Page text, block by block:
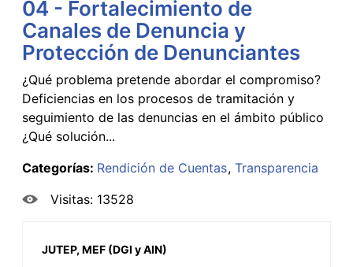
04 - Fortalecimiento de
Canales de Denuncia y
Protección de Denunciantes
¿Qué problema pretende abordar el compromiso?
Deficiencias en los procesos de tramitación y
seguimiento de las denuncias en el ámbito público
¿Qué solución...
Categorías: Rendición de Cuentas Transparencia
Visitas: 13528
JUTEP, MEF (DGI y AIN)